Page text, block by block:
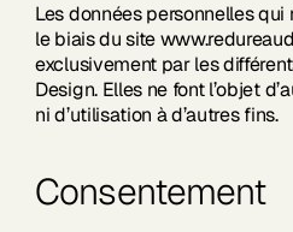
Les données personnelles
le biais du site
exclusivement par les
Design. Elles ne font l’objet
ni d’utilisation à d’autres fins.
Consentement